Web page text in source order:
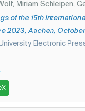
Miriam Schleipen,
of the 15th
2023, Aachen, October
Electronic